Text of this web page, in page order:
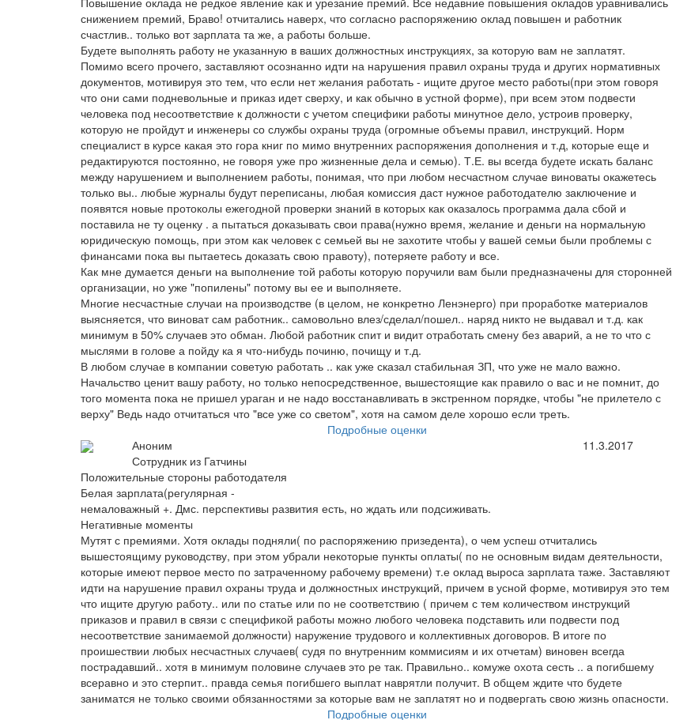
снижением премий, Браво! отчитались наверх, что согласно распоряжению оклад повышен и работник
счастлив.. только вот зарплата та же, а работы больше.
Будете выполнять работу не указанную в ваших должностных инструкциях, за которую вам не заплатят.
Помимо всего прочего, заставляют осознанно идти на нарушения правил охраны труда и других нормативных
документов, мотивируя это тем, что если нет желания работать - ищите другое место работы(при этом говоря
что они сами подневольные и приказ идет сверху, и как обычно в устной форме), при всем этом подвести
человека под несоответствие к должности с учетом специфики работы минутное дело, устроив проверку,
которую не пройдут и инженеры со службы охраны труда (огромные объемы правил, инструкций. Норм
специалист в курсе какая это гора книг по мимо внутренних распоряжения дополнения и т.д, которые еще и
редактируются постоянно, не говоря уже про жизненные дела и семью). Т.Е. вы всегда будете искать баланс
между нарушением и выполнением работы, понимая, что при любом несчастном случае виноваты окажетесь
только вы.. любые журналы будут переписаны, любая комиссия даст нужное работодателю заключение и
появятся новые протоколы ежегодной проверки знаний в которых как оказалось программа дала сбой и
поставила не ту оценку . а пытаться доказывать свои права(нужно время, желание и деньги на нормальную
юридическую помощь, при этом как человек с семьей вы не захотите чтобы у вашей семьи были проблемы с
финансами пока вы пытаетесь доказать свою правоту), потеряете работу и все.
Как мне думается деньги на выполнение той работы которую поручили вам были предназначены для сторонней
организации, но уже "попилены" потому вы ее и выполняете.
Многие несчастные случаи на производстве (в целом, не конкретно Ленэнерго) при проработке материалов
выясняется, что виноват сам работник.. самовольно влез/сделал/пошел.. наряд никто не выдавал и т.д. как
минимум в 50% случаев это обман. Любой работник спит и видит отработать смену без аварий, а не то что с
мыслями в голове а пойду ка я что-нибудь починю, почищу и т.д.
В любом случае в компании советую работать .. как уже сказал стабильная ЗП, что уже не мало важно.
Начальство ценит вашу работу, но только непосредственное, вышестоящие как правило о вас и не помнит, до
того момента пока не пришел ураган и не надо восстанавливать в экстренном порядке, чтобы "не прилетело с
верху" Ведь надо отчитаться что "все уже со светом", хотя на самом деле хорошо если треть.
Подробные оценки
Аноним
Сотрудник из Гатчины
11.3.2017
Положительные стороны работодателя
Белая зарплата(регулярная -
немаловажный +. Дмс. перспективы развития есть, но ждать или подсиживать.
Негативные моменты
Мутят с премиями. Хотя оклады подняли( по распоряжению призедента), о чем успеш отчитались
вышестоящиму руководству, при этом убрали некоторые пункты оплаты( по не основным видам деятельности,
которые имеют первое место по затраченному рабочему времени) т.е оклад выроса зарплата таже. Заставляют
идти на нарушение правил охраны труда и должностных инструкций, причем в усной форме, мотивируя это тем
что ищите другую работу.. или по статье или по не соответствию ( причем с тем количеством инструкций
приказов и правил в связи с спецификой работы можно любого человека подставить или подвести под
несоответствие занимаемой должности) наружение трудового и коллективных договоров. В итоге по
проишествии любых несчастных случаев( судя по внутренним коммисиям и их отчетам) виновен всегда
пострадавший.. хотя в минимум половине случаев это ре так. Правильно.. комуже охота сесть .. а погибшему
всеравно и это стерпит.. правда семья погибшего выплат наврятли получит. В общем ждите что будете
заниматся не только своими обязанностями за которые вам не заплатят но и подвергать свою жизнь опасности.
Подробные оценки